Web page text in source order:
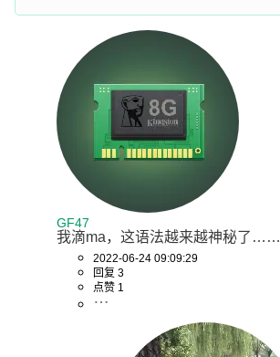
GF47
我滴ma，这语法越来越神秘了……
2022-06-24 09:09:29
回复 3
点赞 1